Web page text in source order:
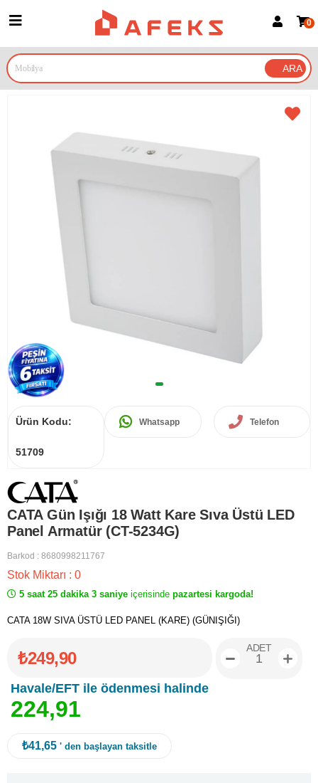
Google İle Bağlan
0
Ürün Kodu:
51709
Whatsapp Telefon
CATA Gün Işığı 18 Watt Kare Sıva Üstü LED
Panel Armatür (CT-5234G)
Barkod : 8680998211767
Stok Miktarı : 0
5 saat 25 dakika 3 saniye içerisinde pazartesi kargoda!
CATA 18W SIVA ÜSTÜ LED PANEL (KARE) (GÜNIŞIĞI)
₺249,90
Havale/EFT ile ödenmesi halinde
224,91
ADET
₺41,65 ' den başlayan taksitle